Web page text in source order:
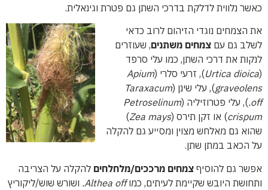
כאשר נלווית לדלקת בדרכי השתן גם פטרת וגינאלית.
את הצמחים נוגדי הזיהום לרוב כדאי
לשלב גם עם צמחים משתנים, שעוזרים
לנקות את דרכי השתן, כמו עלי סרפד
(
Urtica dioica), זרעי סלרי (Apium
graveolens), עלי שינן (Taraxacum
off. ), עלי פטרוזיליה (Petroselinum
crispum) או זקן תירס (Zea mays
)
שהוא גם מאלחש מצוין ומסייע גם להקלה
על הכאב במתן שתן.
אפשר גם להוסיף צמחים מרככים/מלחלחים להקלה על הצריבה
ותחושת היובש שקיימת לעיתים, כמוAlthea off. ושורש שוש/ליקוריץ